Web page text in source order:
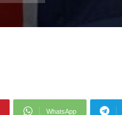
WhatsApp